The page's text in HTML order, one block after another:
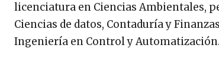
licenciatura en Ciencias Ambientales,
Ciencias de datos, Contaduría y
Ingeniería en Control y Automatización.